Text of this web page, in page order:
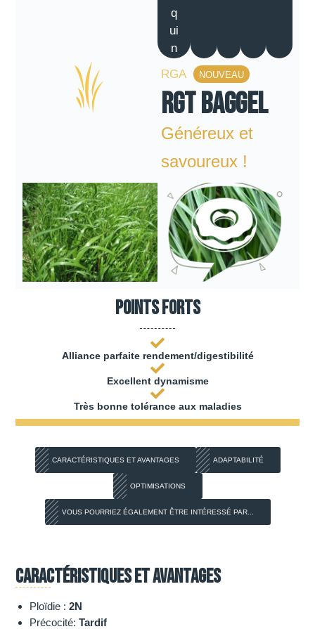
q
ui
n
RGA NOUVEAU
RGT BAGGEL
Généreux et
savoureux !
Points forts
Alliance parfaite rendement/digestibilité
Excellent dynamisme
Très bonne tolérance aux maladies
CARACTÉRISTIQUES ET AVANTAGES ADAPTABILITÉ
OPTIMISATIONS
VOUS POURRIEZ ÉGALEMENT ÊTRE INTÉRESSÉ PAR...
Caractéristiques et avantages
Ploïdie :2N
Précocité:Tardif